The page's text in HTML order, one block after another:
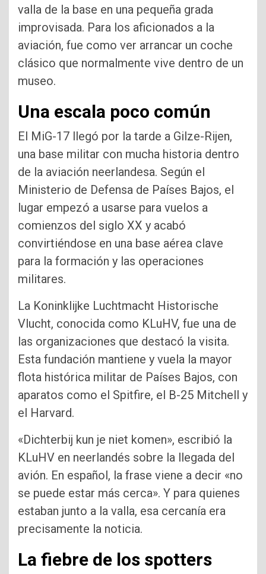
valla de la base en una pequeña grada
improvisada. Para los aficionados a la
aviación, fue como ver arrancar un coche
clásico que normalmente vive dentro de un
museo.
Una escala poco común
El MiG-17 llegó por la tarde a Gilze-Rijen,
una base militar con mucha historia dentro
de la aviación neerlandesa. Según el
Ministerio de Defensa de Países Bajos, el
lugar empezó a usarse para vuelos a
comienzos del siglo XX y acabó
convirtiéndose en una base aérea clave
para la formación y las operaciones
militares.
La Koninklijke Luchtmacht Historische
Vlucht, conocida como KLuHV, fue una de
las organizaciones que destacó la visita.
Esta fundación mantiene y vuela la mayor
flota histórica militar de Países Bajos, con
aparatos como el Spitfire, el B-25 Mitchell y
el Harvard.
«Dichterbij kun je niet komen», escribió la
KLuHV en neerlandés sobre la llegada del
avión. En español, la frase viene a decir «no
se puede estar más cerca». Y para quienes
estaban junto a la valla, esa cercanía era
precisamente la noticia.
La fiebre de los spotters